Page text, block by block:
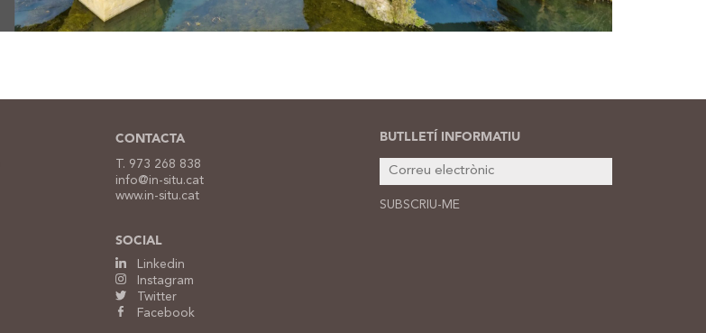
CONTACTA
T. 973 268 838
info@in-situ.cat
www.in-situ.cat
SOCIAL
Linkedin
Instagram
Twitter
Facebook
BUTLLETÍ INFORMATIU